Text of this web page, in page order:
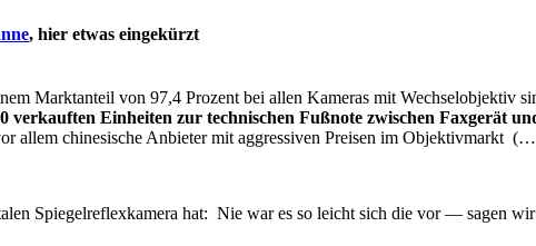
, hier etwas eingekürzt
Marktanteil von 97,4 Prozent bei allen Kameras mit Wechselobjektiv
verkauften Einheiten zur technischen Fußnote zwischen Faxgerät
allem chinesische Anbieter mit aggressiven Preisen im Objektivmarkt
Spiegelreflexkamera hat: Nie war es so leicht sich die vor — sagen